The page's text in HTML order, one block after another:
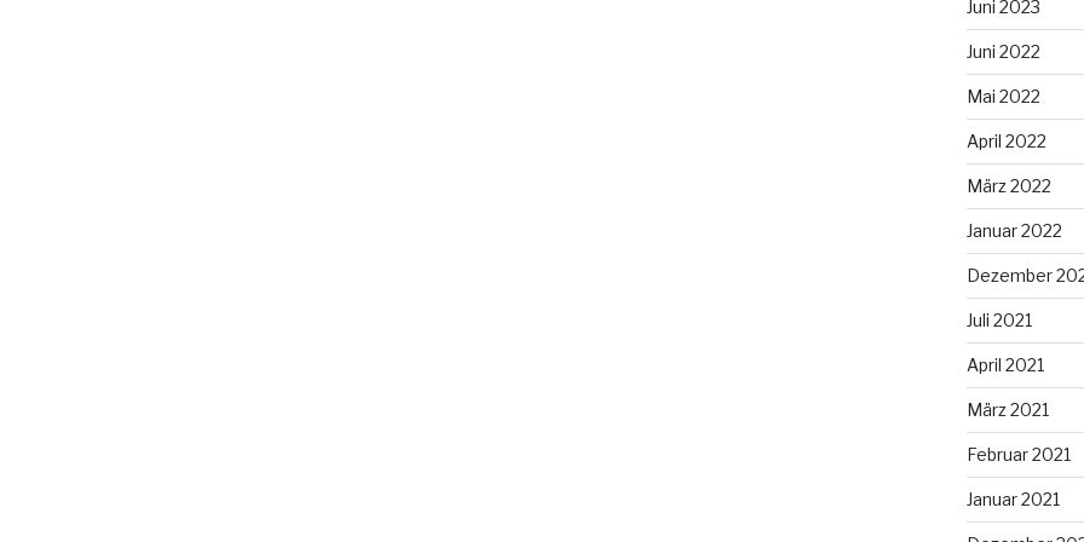
Juni 2023
Juni 2022
Mai 2022
April 2022
März 2022
Januar 2022
Dezember
Juli 2021
April 2021
März 2021
Februar 2021
Januar 2021